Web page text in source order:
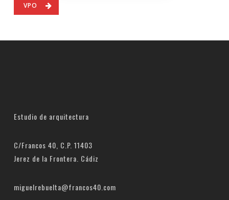
VPO
Estudio de arquitectura
C/Francos 40, C.P. 11403
Jerez de la Frontera. Cádiz
miguelrebuelta@francos40.com